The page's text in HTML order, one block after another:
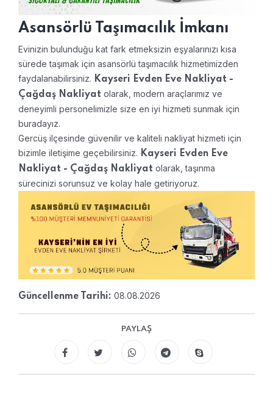
Asansörlü Taşımacılık İmkanı
Evinizin bulunduğu kat fark etmeksizin eşyalarınızı kısa
sürede taşımak için asansörlü taşımacılık hizmetimizden
faydalanabilirsiniz. Kayseri Evden Eve Nakliyat -
Çağdaş Nakliyat olarak, modern araçlarımız ve
deneyimli personelimizle size en iyi hizmeti sunmak için
buradayız.
Gercüş ilçesinde güvenilir ve kaliteli nakliyat hizmeti için
bizimle iletişime geçebilirsiniz. Kayseri Evden Eve
Nakliyat - Çağdaş Nakliyat olarak, taşınma
sürecinizi sorunsuz ve kolay hale getiriyoruz.
Güncellenme Tarihi: 08.08.2026
PAYLAŞ